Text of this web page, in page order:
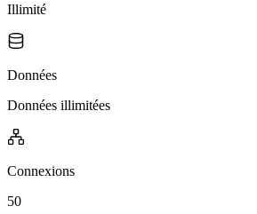
Illimité
Données
Données illimitées
Connexions
50